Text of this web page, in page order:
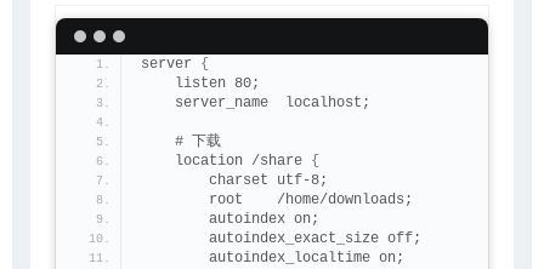
Apache
    # concurs with nginx'
s one
    #
    #location ~ /\.ht
    #    deny  all;
server {
    listen 80;
    server_name  localhost;
    # 下载
    location /share
{
charset utf-8;                        #
root    /home/downloads;              #
autoindex on;
autoindex_exact_size off;             #
autoindex_localtime on;               #